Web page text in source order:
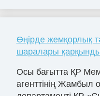
Өңірде жемқорлық
шаралары қарқынды
Осы бағытта ҚР
агенттінің